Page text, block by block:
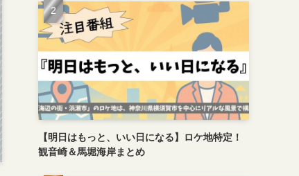
【明日はもっと、いい日になる】ロケ地特定！
観音崎＆馬堀海岸まとめ